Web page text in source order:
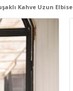
Kahve Uzun Elbise